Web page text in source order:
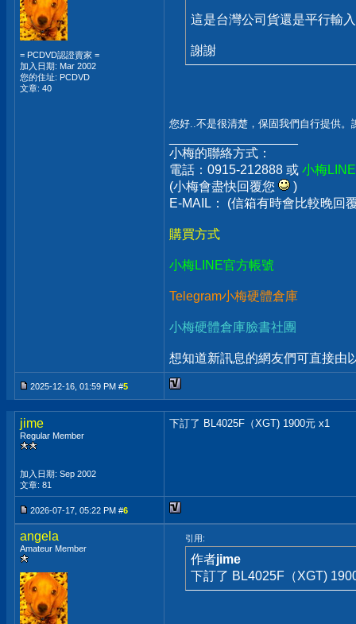
= PCDVD認證賣家 =
加入日期: Mar 2002
您的住址: PCDVD
文章: 40
這是台灣公司貨還是平行輸
謝謝
您好..不是很清楚，保固我們自行提供。
小梅的聯絡方式：
電話：0915-212888 或 小梅
(小梅會盡快回覆您
)
E-MAIL： (信箱有時會比較晚回
購買方式
小梅LINE官方帳號
Telegram小梅硬體倉庫
小梅硬體倉庫臉書社團
想知道新訊息的網友們可直接由
2025-12-16, 01:59 PM #5
jime
Regular Member
加入日期: Sep 2002
文章: 81
下訂了 BL4025F（XGT) 1900元 x1
2026-07-17, 05:22 PM #6
angela
Amateur Member
引用:
作者jime
下訂了 BL4025F（XGT)